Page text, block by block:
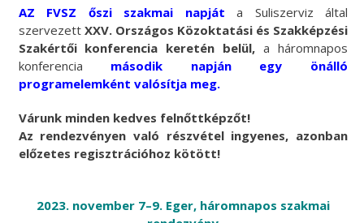
AZ FVSZ őszi szakmai napját a Suliszerviz által
szervezett XXV. Országos Közoktatási és Szakképzési
Szakértői konferencia keretén belül,a háromnapos
konferencia második napján egy önálló
programelemként valósítja meg.
Várunk minden kedves felnőttképzőt!
Az rendezvényen való részvétel ingyenes, azonban
előzetes regisztrációhoz kötött!
2023. november 7–9. Eger, háromnapos szakmai